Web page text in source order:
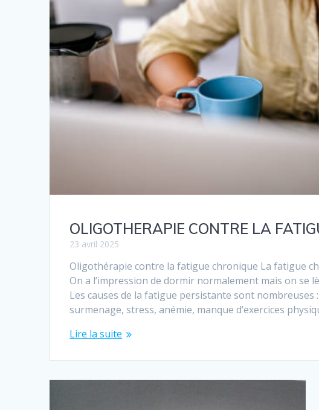
OLIGOTHERAPIE CONTRE LA
23 avril 2025
Oligothérapie contre la fatigue chronique La fatigue
On a l’impression de dormir normalement mais on
Les causes de la fatigue persistante sont
surmenage, stress, anémie, manque d’exercices
Lire la suite